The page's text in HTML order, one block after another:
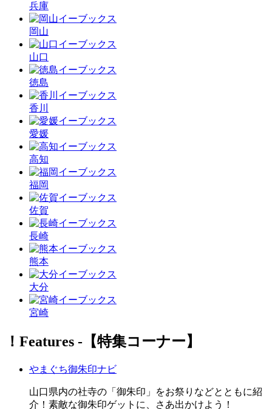
兵庫
岡山
山口
徳島
香川
愛媛
高知
福岡
佐賀
長崎
熊本
大分
宮崎
！Features ‐【特集コーナー】
やまぐち御朱印ナビ
山口県内の社寺の「御朱印」をお祭りなどとともに紹
介！素敵な御朱印ゲットに、さあ出かけよう！